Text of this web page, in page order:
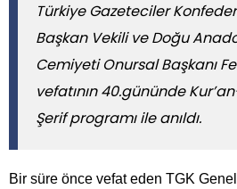
Türkiye Gazeteciler
Başkan Vekili ve Doğu
Cemiyeti Onursal Başkanı
vefatının 40.gününde
Şerif programı ile anıldı.
Bir süre önce vefat eden TGK